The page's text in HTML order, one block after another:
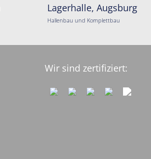
Lagerhalle, Augsburg
Hallenbau und Komplettbau
Wir sind zertifiziert: